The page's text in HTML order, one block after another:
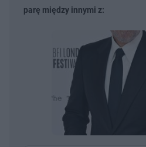
parę między innymi z: